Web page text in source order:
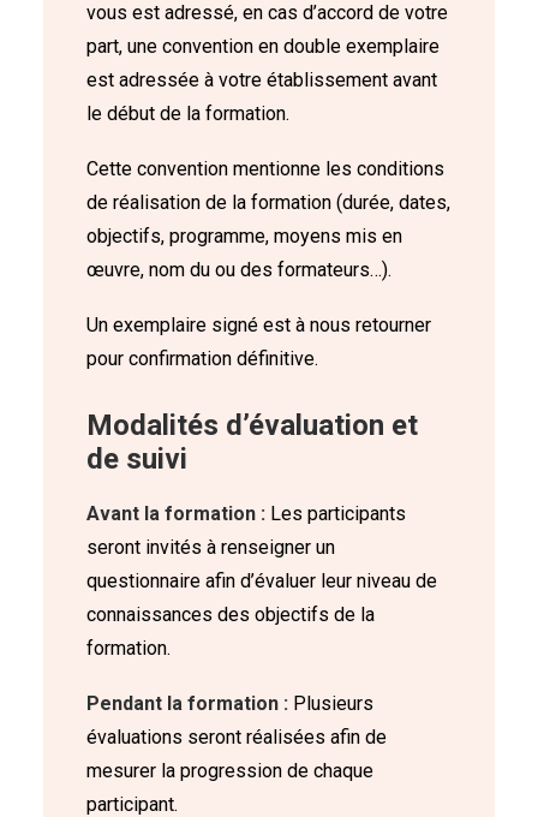
vous est adressé, en cas d’accord de votre
part, une convention en double exemplaire
est adressée à votre établissement avant
le début de la formation.
Cette convention mentionne les conditions
de réalisation de la formation (durée, dates,
objectifs, programme, moyens mis en
œuvre, nom du ou des formateurs…).
Un exemplaire signé est à nous retourner
pour confirmation définitive.
Modalités d’évaluation et
de suivi
Avant la formation : Les participants
seront invités à renseigner un
questionnaire afin d’évaluer leur niveau de
connaissances des objectifs de la
formation.
Pendant la formation : Plusieurs
évaluations seront réalisées afin de
mesurer la progression de chaque
participant.